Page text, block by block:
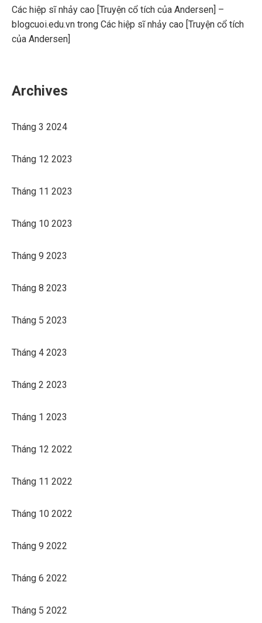
Các hiệp sĩ nhảy cao [Truyện cổ tích của Andersen] –
blogcuoi.edu.vn trong Các hiệp sĩ nhảy cao [Truyện cổ tích
của Andersen]
Archives
Tháng 3 2024
Tháng 12 2023
Tháng 11 2023
Tháng 10 2023
Tháng 9 2023
Tháng 8 2023
Tháng 5 2023
Tháng 4 2023
Tháng 2 2023
Tháng 1 2023
Tháng 12 2022
Tháng 11 2022
Tháng 10 2022
Tháng 9 2022
Tháng 6 2022
Tháng 5 2022